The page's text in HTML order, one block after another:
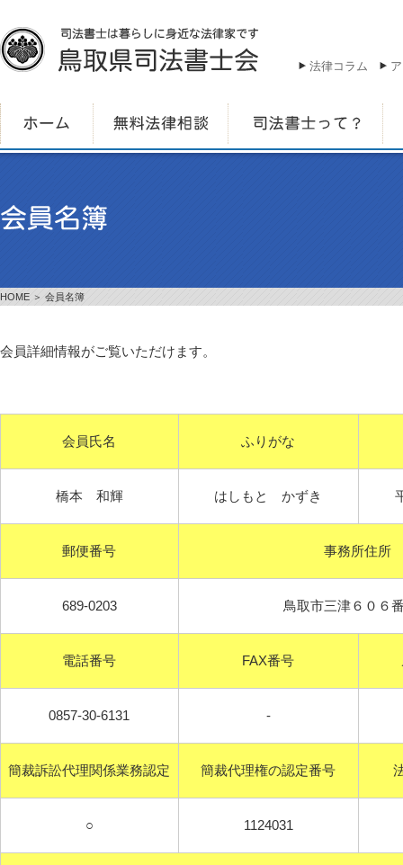
法律コラム
HOME ＞ 会員名簿
会員詳細情報がご覧いただけます。
会員氏名 ふりがな
橋本 和輝 はしもと かずき
郵便番号 事務所住所
689-0203 鳥取市三津６０６
電話番号 FAX番号
0857-30-6131 -
簡裁訴訟代理関係業務認定 簡裁代理権の認定番号
○ 1124031